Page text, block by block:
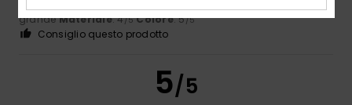
grandeMateriale: 4/5 Colore: 5/5
Consiglio questo prodotto
5/5